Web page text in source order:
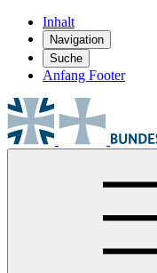
Inhalt
Navigation
Suche
Anfang Footer